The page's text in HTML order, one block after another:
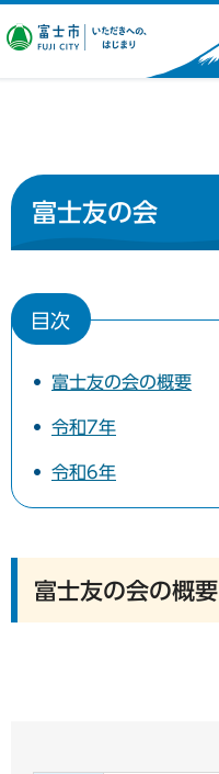
富士市 いただ
富士友の会
目次
富士友の会の概要
令和7年
令和6年
富士友の会の概要